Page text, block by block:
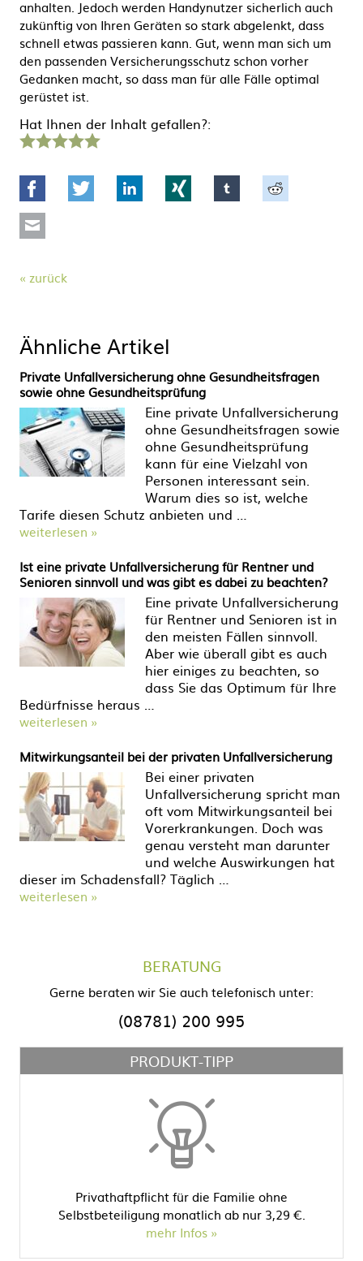
anhalten. Jedoch werden Handynutzer sicherlich auch
zukünftig von Ihren Geräten so stark abgelenkt, dass
schnell etwas passieren kann. Gut, wenn man sich um
den passenden Versicherungsschutz schon vorher
Gedanken macht, so dass man für alle Fälle optimal
gerüstet ist.
Hat Ihnen der Inhalt gefallen?:
Stern Sterne Sterne Sterne Sterne
Facebook Twitter LinkedIn tumblr
zurück
Ähnliche Artikel
Private Unfallversicherung ohne Gesundheitsfragen
sowie ohne Gesundheitsprüfung
Eine private Unfallversicherung
ohne Gesundheitsfragen sowie
ohne Gesundheitsprüfung
kann für eine Vielzahl von
Personen interessant sein.
Warum dies so ist, welche
Tarife diesen Schutz anbieten und …
weiterlesen »
Ist eine private Unfallversicherung für Rentner und
Senioren sinnvoll und was gibt es dabei zu beachten?
Eine private Unfallversicherung
für Rentner und Senioren ist in
den meisten Fällen sinnvoll.
Aber wie überall gibt es auch
hier einiges zu beachten, so
dass Sie das Optimum für Ihre
Bedürfnisse heraus …
weiterlesen »
Mitwirkungsanteil bei der privaten Unfallversicherung
Bei einer privaten
Unfallversicherung spricht man
oft vom Mitwirkungsanteil bei
Vorerkrankungen. Doch was
genau versteht man darunter
und welche Auswirkungen hat
dieser im Schadensfall? Täglich …
weiterlesen »
BERATUNG
Gerne beraten wir Sie auch telefonisch unter:
(08781) 200 995
PRODUKT-TIPP
Privathaftpflicht für die Familie ohne
Selbstbeteiligung monatlich ab nur 3,29 €.
mehr Infos